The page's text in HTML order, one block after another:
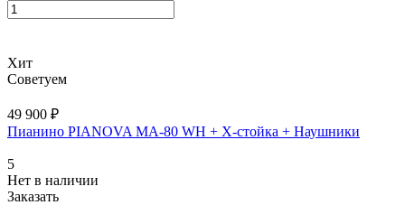
Хит
Советуем
49 900 ₽
Пианино PIANOVA MA-80 WH + X-cтойка + Наушники
5
Нет в наличии
Заказать